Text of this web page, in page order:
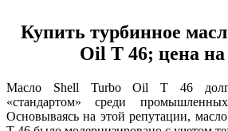
Купить турбинное
Oil T 46; цена на
Масло Shell Turbo Oil T 46
«стандартом» среди
Основываясь на этой репутации,